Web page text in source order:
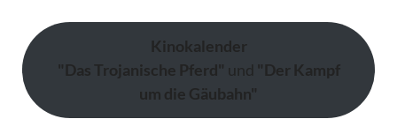
Kinokalender
"Das Trojanische Pferd" und "Der Kampf
um die Gäubahn"